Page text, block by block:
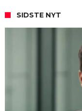
SIDSTE NYT